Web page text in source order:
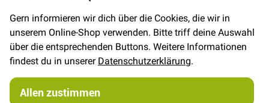
Gern informieren wir dich über die Cookies, die wir in
unserem Online-Shop verwenden. Bitte triff deine Auswahl
über die entsprechenden Buttons. Weitere Informationen
findest du in unsererDatenschutzerklärung.
Allen zustimmen
In den Warenkorb